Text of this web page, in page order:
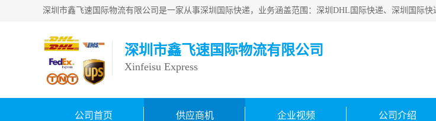
深圳市鑫飞速国际物流有限公司
Xinfeisu Express
公司首页 供应商机 企业视频 公司介绍